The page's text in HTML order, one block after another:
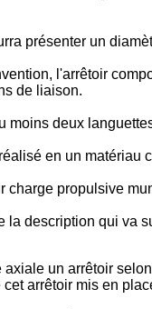
présenter un
l'arrêtoir
de liaison.
moins deux
en un matériau
charge propulsive
la description qui va
un arrêtoir
arrêtoir mis en